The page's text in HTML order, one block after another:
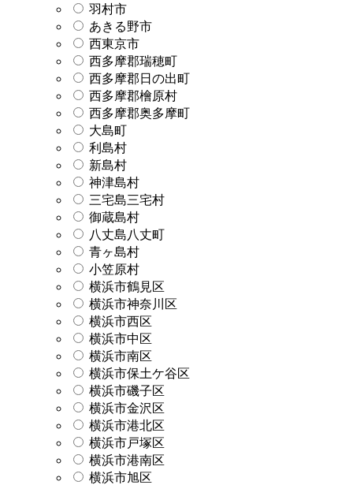
羽村市
あきる野市
西東京市
西多摩郡瑞穂町
西多摩郡日の出町
西多摩郡檜原村
西多摩郡奥多摩町
大島町
利島村
新島村
神津島村
三宅島三宅村
御蔵島村
八丈島八丈町
青ヶ島村
小笠原村
横浜市鶴見区
横浜市神奈川区
横浜市西区
横浜市中区
横浜市南区
横浜市保土ケ谷区
横浜市磯子区
横浜市金沢区
横浜市港北区
横浜市戸塚区
横浜市港南区
横浜市旭区